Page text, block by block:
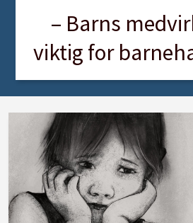
– Barns
viktig for